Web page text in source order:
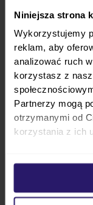
Niniejsza strona
Wykorzystujemy
reklam, aby
analizować ruch
korzystasz z
Partnerzy mogą
otrzymanymi od
korzystania z ich
wzmocnione
proszek i
szczoteczkę i
szczególnie
pocierać
to zalej je
wszystko tak
pralce.
Ważne! Ocet
więc sposób
przypadku